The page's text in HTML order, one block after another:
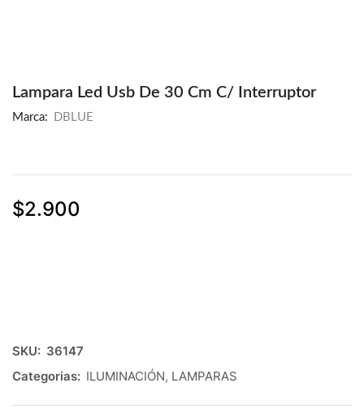
Lampara Led Usb De 30 Cm C/ Interruptor
Marca: DBLUE
$2.900
SKU: 36147
Categorias: ILUMINACIÓN, LAMPARAS